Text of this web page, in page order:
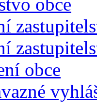
obce